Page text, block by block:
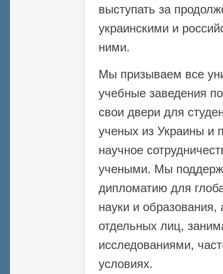
выступать за
украинскими и
ними.
Мы призываем все
учебные заведения
свои двери для
ученых из Украины и
научное
учеными. Мы
дипломатию для
науки и
отдельных лиц,
исследованиями,
условиях.